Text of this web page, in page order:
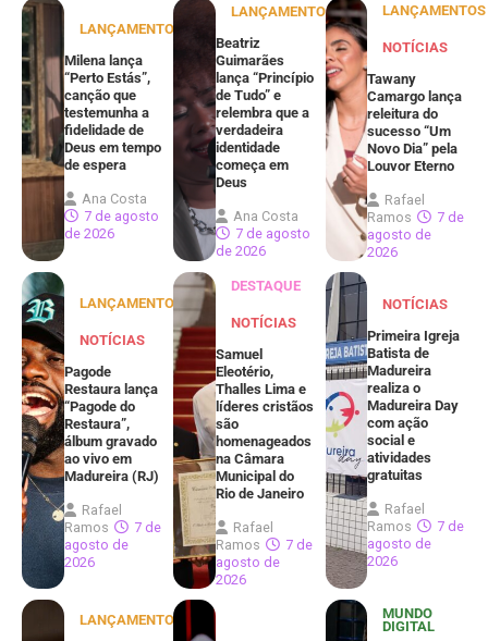
LANÇAMENTOS
Milena lança
“Perto Estás”,
canção que
testemunha a
fidelidade de
Deus em tempo
de espera
Ana Costa
7 de agosto
de 2026
LANÇAMENTOS
Beatriz
Guimarães
lança “Princípio
de Tudo” e
relembra que a
verdadeira
identidade
começa em
Deus
Ana Costa
7 de agosto
de 2026
LANÇAMENTOS
NOTÍCIAS
Tawany
Camargo lança
releitura do
sucesso “Um
Novo Dia” pela
Louvor Eterno
Rafael
Ramos
7 de
agosto de
2026
LANÇAMENTOS
NOTÍCIAS
Pagode
Restaura lança
“Pagode do
Restaura”,
álbum gravado
ao vivo em
Madureira (RJ)
Rafael
Ramos
7 de
agosto de
2026
DESTAQUE
NOTÍCIAS
Samuel
Eleotério,
Thalles Lima e
líderes cristãos
são
homenageados
na Câmara
Municipal do
Rio de Janeiro
Rafael
Ramos
7 de
agosto de
2026
NOTÍCIAS
Primeira Igreja
Batista de
Madureira
realiza o
Madureira Day
com ação
social e
atividades
gratuitas
Rafael
Ramos
7 de
agosto de
2026
LANÇAMENTOS
MUNDO
DIGITAL